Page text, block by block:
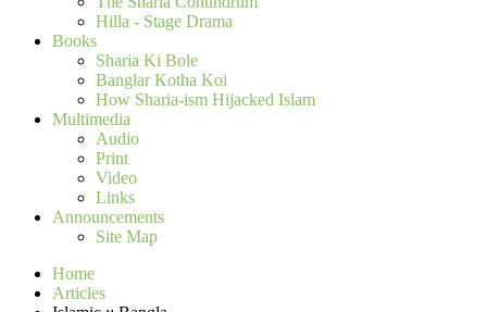
Hilla - Stage Drama
Books
Sharia Ki Bole
Banglar Kotha Koi
How Sharia-ism Hijacked Islam
Multimedia
Audio
Print
Video
Links
Announcements
Site Map
Home
Articles